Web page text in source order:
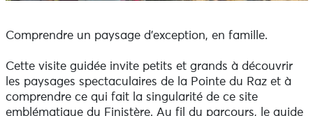
Comprendre un paysage d’exception, en famille.
Cette visite guidée invite petits et grands à découvrir
les paysages spectaculaires de la Pointe du Raz et à
comprendre ce qui fait la singularité de ce site
emblématique du Finistère. Au fil du parcours, le guide